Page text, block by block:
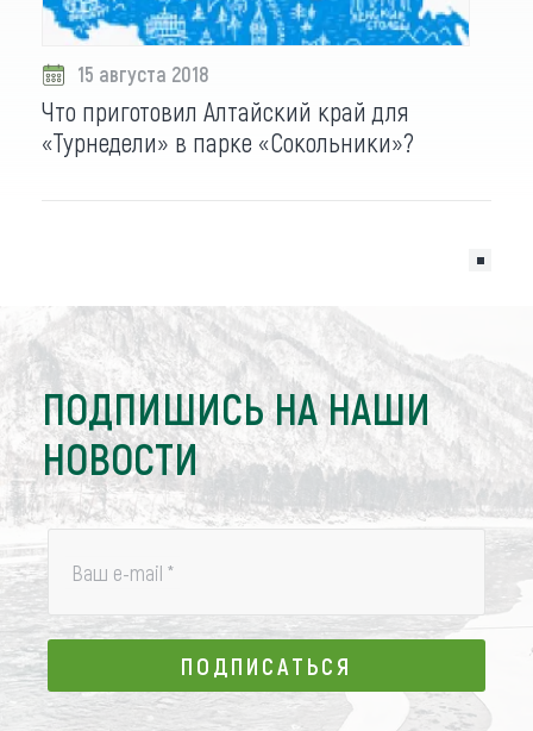
15 августа 2018
Что приготовил Алтайский край для
«Турнедели» в парке «Сокольники»?
ПОДПИШИСЬ НА НАШИ
НОВОСТИ
Ваш e-mail *
ПОДПИСАТЬСЯ
ПОДПИСАТЬСЯ